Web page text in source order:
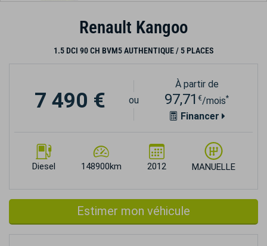
Renault Kangoo
1.5 DCI 90 CH BVM5 AUTHENTIQUE / 5 PLACES
Diesel 148900km 2012 MANUELLE
7 490 € ou
À partir de
97,71€/mois*
Financer
Estimer mon véhicule